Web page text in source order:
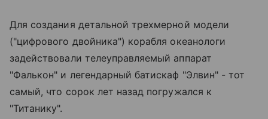
Для создания детальной трехмерной модели
("цифрового двойника") корабля океанологи
задействовали телеуправляемый аппарат
"Фалькон" и легендарный батискаф "Элвин" - тот
самый, что сорок лет назад погружался к
"Титанику".